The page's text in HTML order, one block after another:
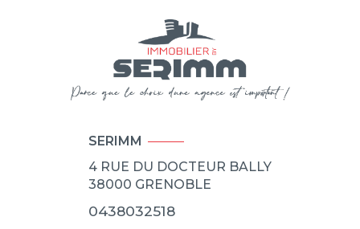
SERIMM
4 RUE DU DOCTEUR BALLY
38000 GRENOBLE
0438032518